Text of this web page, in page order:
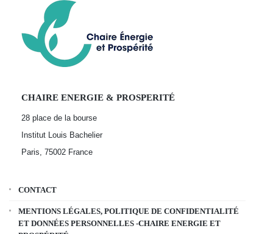
CHAIRE ENERGIE & PROSPERITÉ
28 place de la bourse
Institut Louis Bachelier
Paris, 75002 France
CONTACT
MENTIONS LÉGALES, POLITIQUE DE CONFIDENTIALITÉ
ET DONNÉES PERSONNELLES -CHAIRE ENERGIE ET